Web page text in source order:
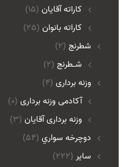
کاراته آقایان (15)
کاراته بانوان (25)
(2) شطرنج
شـطرنج (2)
(4) وزنه برداری
آکادمی وزنه برداری (0)
وزنه برداری آقایان (3)
(54) دوچرخه سواري
(222) ساير